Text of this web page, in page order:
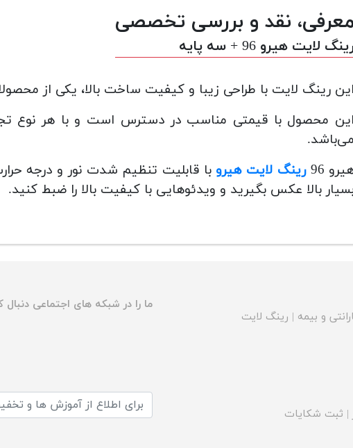
نقد و بررسی تخصصی
لایت هیرو 96 + سه پایه
این رینگ لایت با طراحی زیبا و کیفیت ساخت بالا، یکی از
این محصول با قیمتی مناسب در دسترس است و با هر نوع
می‌باشد.
96
رینگ لایت هیرو با قابلیت تنظیم شدت نور و درجه
بالا عکس بگیرید و ویدئوهایی با کیفیت بالا را ضبط کنید.
و بیمه | رینگ لایت
ما را در شبکه های اجتماعی دنبال
| ثبت شکایات